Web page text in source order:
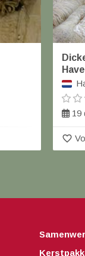
19
favorite_border